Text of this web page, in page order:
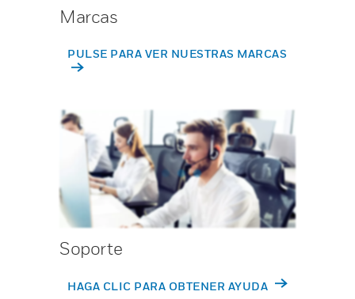
Marcas
PULSE PARA VER NUESTRAS MARCAS
Soporte
HAGA CLIC PARA OBTENER AYUDA